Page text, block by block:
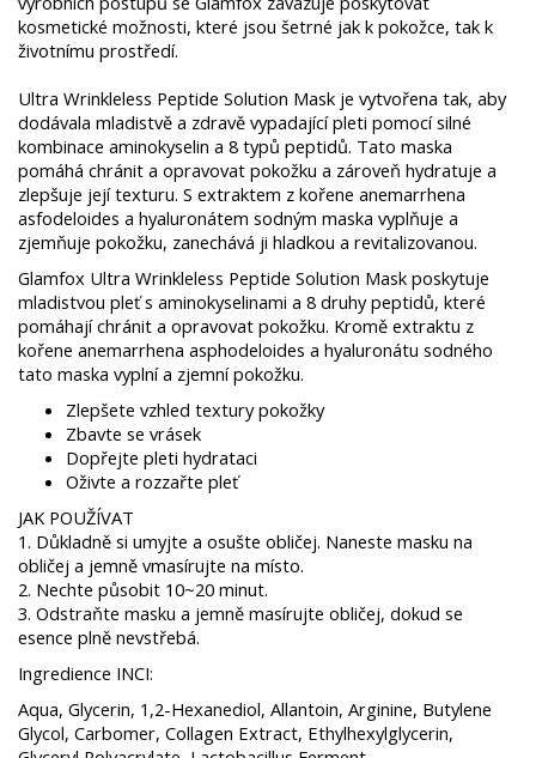
kosmetické možnosti, které jsou šetrné jak k pokožce, tak k
životnímu prostředí.
Ultra Wrinkleless Peptide Solution Mask je vytvořena tak, aby
dodávala mladistvě a zdravě vypadající pleti pomocí silné
kombinace aminokyselin a 8 typů peptidů. Tato maska ​​
pomáhá chránit a opravovat pokožku a zároveň hydratuje a
zlepšuje její texturu. S extraktem z kořene anemarrhena
asfodeloides a hyaluronátem sodným maska ​​vyplňuje a
zjemňuje pokožku, zanechává ji hladkou a revitalizovanou.
Glamfox Ultra Wrinkleless Peptide Solution Mask poskytuje
mladistvou pleť s aminokyselinami a 8 druhy peptidů, které
pomáhají chránit a opravovat pokožku. Kromě extraktu z
kořene anemarrhena asphodeloides a hyaluronátu sodného
tato maska ​​​​vyplní a zjemní pokožku.
Zlepšete vzhled textury pokožky
Zbavte se vrásek
Dopřejte pleti hydrataci
Oživte a rozzařte pleť
JAK POUŽÍVAT
1. Důkladně si umyjte a osušte obličej. Naneste masku na
obličej a jemně vmasírujte na místo.
2. Nechte působit 10~20 minut.
3. Odstraňte masku a jemně masírujte obličej, dokud se
esence plně nevstřebá.
Ingredience INCI:
Aqua, Glycerin, 1,2-Hexanediol, Allantoin, Arginine, Butylene
Glycol, Carbomer, Collagen Extract, Ethylhexylglycerin,